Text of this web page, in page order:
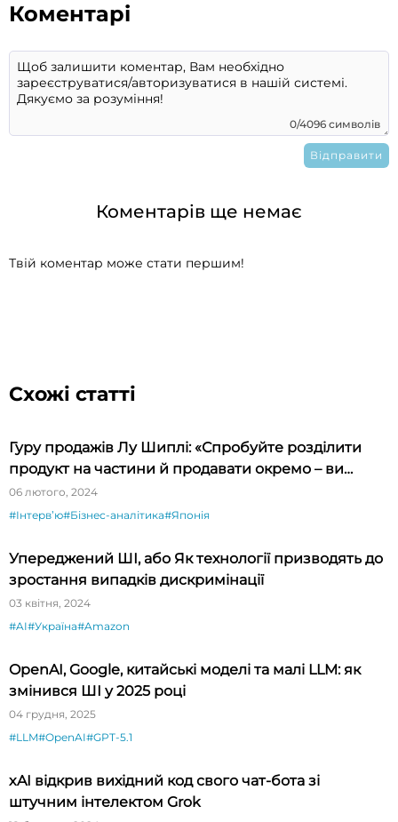
Коментарі
0/4096 символів
Коментарів ще немає
Твій коментар може стати першим!
Схожі статті
Гуру продажів Лу Шиплі: «Спробуйте розділити
продукт на частини й продавати окремо – ви
будете вражені»
06 лютого, 2024
#Інтервʼю#Бізнес-аналітика#Японія
Упереджений ШІ, або Як технології призводять до
зростання випадків дискримінації
03 квітня, 2024
#AI#Україна#Amazon
OpenAI, Google, китайські моделі та малі LLM: як
змінився ШІ у 2025 році
04 грудня, 2025
#LLM#OpenAI#GPT-5.1
xAI відкрив вихідний код свого чат-бота зі
штучним інтелектом Grok